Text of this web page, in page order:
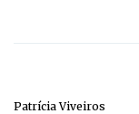
Patrícia Viveiros